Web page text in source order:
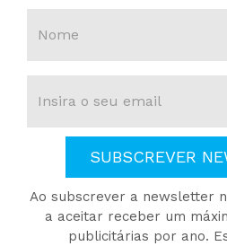
SUBSCREVER
Ao subscrever a newsletter
a aceitar receber um
publicitárias por ano.